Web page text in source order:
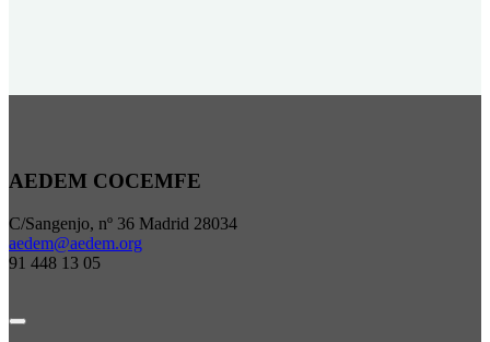
AEDEM COCEMFE
C/Sangenjo, nº 36 Madrid 28034
aedem@aedem.org
91 448 13 05